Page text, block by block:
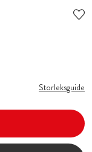
Storleksguide